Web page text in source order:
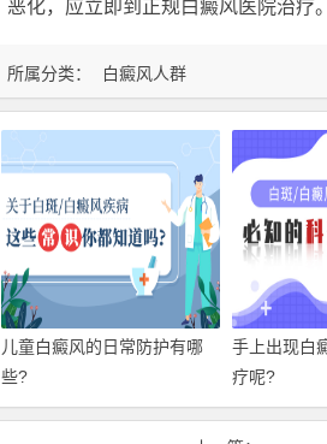
所属分类： 白癜风人群
恶化，应立即到正规白癜风医院治疗。
儿童白癜风的日常防护有哪
些?
手上出现白
疗呢?